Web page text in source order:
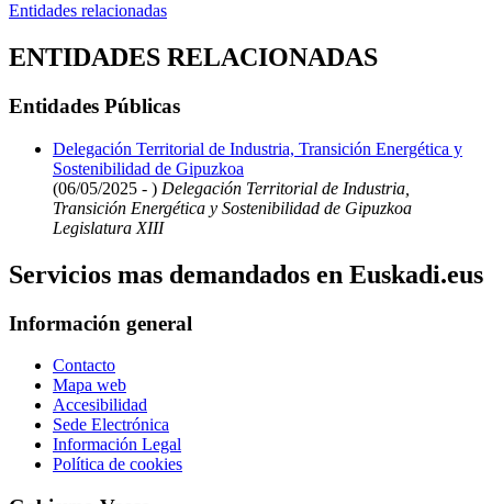
Entidades relacionadas
ENTIDADES RELACIONADAS
Entidades Públicas
Delegación Territorial de Industria, Transición Energética y
Sostenibilidad de Gipuzkoa
(06/05/2025 - ) Delegación Territorial de Industria,
Transición Energética y Sostenibilidad de Gipuzkoa
Legislatura XIII
Servicios mas demandados en Euskadi.eus
Información general
Contacto
Mapa web
Accesibilidad
Sede Electrónica
Información Legal
Política de cookies